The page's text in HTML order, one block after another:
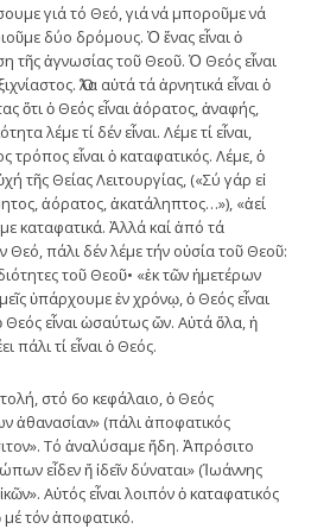
γιά τό Θεό, γιά νά μποροῦμε νά
δύο δρόμους. Ὁ ἕνας εἶναι ὁ
τῆς ἀγνωσίας τοῦ Θεοῦ. Ὁ Θεός εἶναι
Ὅλα αὐτά τά ἀρνητικά εἶναι ὁ
ὅτι ὁ Θεός εἶναι ἀόρατος, ἀναφής,
λέμε τί δέν εἶναι. Λέμε τί εἶναι,
τρόπος εἶναι ὁ καταφατικός. Λέμε, ὁ
τῆς Θείας Λειτουργίας, («Σύ γάρ εἰ
ἀόρατος, ἀκατάληπτος…»), «ἀεί
καταφατικά. Ἀλλά καί ἀπό τά
Θεό, πάλι δέν λέμε τήν οὐσία τοῦ Θεοῦ:
τοῦ Θεοῦ• «ἐκ τῶν ἡμετέρων
ὑπάρχουμε ἐν χρόνῳ, ὁ Θεός εἶναι
Θεός εἶναι ὡσαύτως ὤν. Αὐτά ὅλα, ἡ
πάλι τί εἶναι ὁ Θεός.
στό 6ο κεφάλαιο, ὁ Θεός
ἀθανασίαν» (πάλι ἀποφατικός
Τό ἀναλύσαμε ἤδη. Ἀπρόσιτο
εἶδεν ἤ ἰδεῖν δύναται» (Ἰωάννης
Αὐτός εἶναι λοιπόν ὁ καταφατικός
τόν ἀποφατικό.